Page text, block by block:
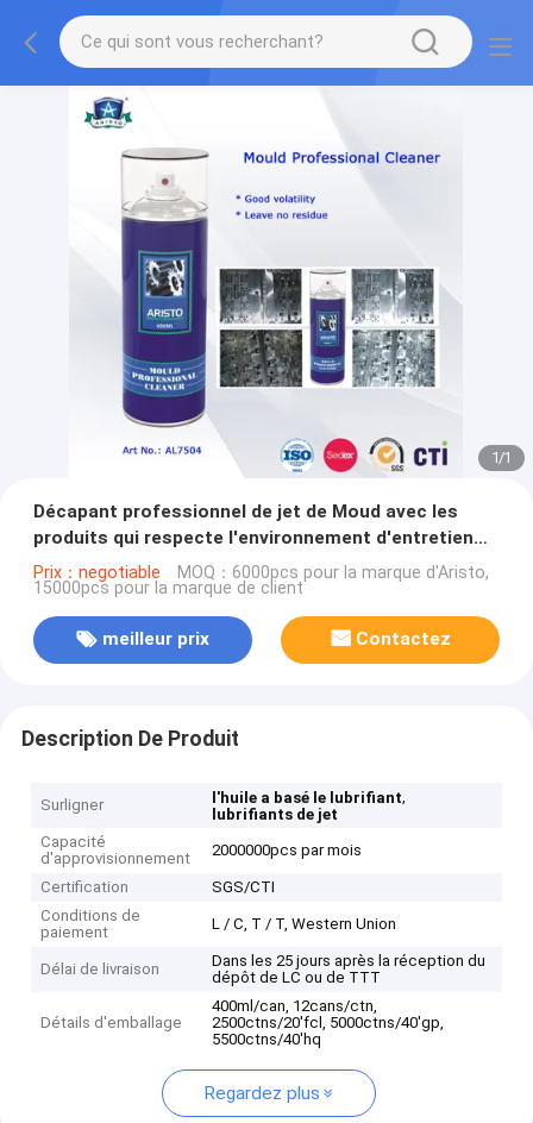
1/1
Décapant professionnel de jet de Moud avec les
produits qui respecte l'environnement d'entretien
automobile de pénétration superbe
Prix：negotiable MOQ：6000pcs pour la marque d'Aristo,
15000pcs pour la marque de client
meilleur prix Contactez
Description De Produit
Surligner l'huile a basé le lubrifiant,
lubrifiants de jet
Capacité
d'approvisionnement
2000000pcs par mois
Certification
SGS/CTI
Conditions de
paiement
L / C, T / T, Western Union
Délai de livraison
Dans les 25 jours après la réception du
dépôt de LC ou de TTT
Détails d'emballage
400ml/can, 12cans/ctn,
2500ctns/20'fcl, 5000ctns/40'gp,
5500ctns/40'hq
Regardez plus